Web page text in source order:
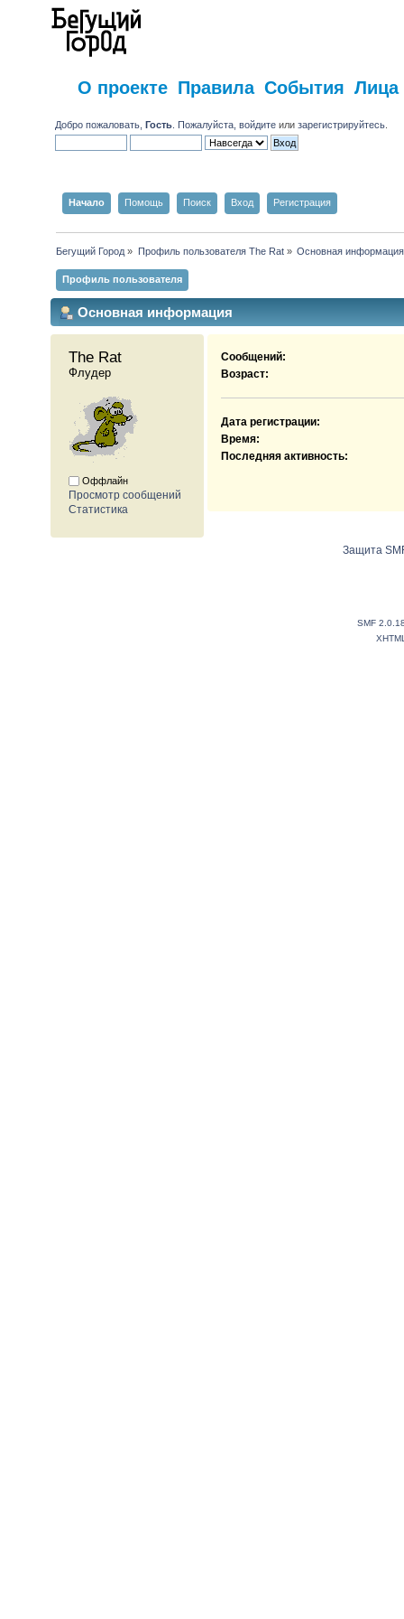
О проекте Правила События Лица
Добро пожаловать,Гость . Пожалуйста,войдите илизарегистрируйтесь
Начало Помощь Поиск Вход Регистрация
Бегущий Город » Профиль пользователя The Rat» Основная информация
Профиль пользователя
Основная информация
The Rat
Флудер
Оффлайн
Просмотр сообщений
Статистика
Сообщений:
Возраст:
Дата регистрации:
Время:
Последняя активность:
Защита
SMF